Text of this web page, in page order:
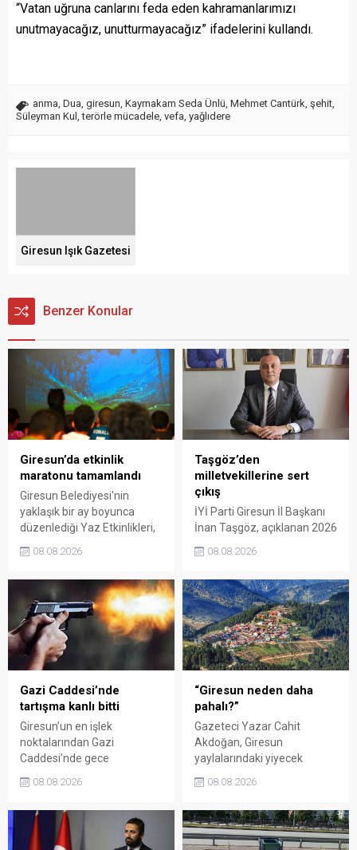
“Vatan uğruna canlarını feda eden kahramanlarımızı
unutmayacağız, unutturmayacağız” ifadelerini kullandı.
anma, Dua, giresun, Kaymakam Seda Ünlü, Mehmet Cantürk, şehit,
Süleyman Kul ,terörle mücadele, vefa, yağlıdere
Giresun Işık Gazetesi
Benzer Konular
Giresun’da etkinlik
maratonu tamamlandı
Giresun Belediyesi'nin
yaklaşık bir ay boyunca
düzenlediği Yaz Etkinlikleri,
sanat ve eğlenceyle
organizasyonun ardından
Kadın El Emeği Pazarı'nın
süresi de 16 Ağustos'a
kadar uzatıldı.
08.08.2026
Taşgöz’den
milletvekillerine sert
çıkış
İYİ Parti Giresun İl Başkanı
İnan Taşgöz, açıklanan 2026
üzerinden iktidar
eleştirdi. Taşgöz, üreticinin
emeğinin karşılığını
alamadığını savunarak,
Giresun milletvekillerini
sessiz kalmakla suçladı.
08.08.2026
Gazi Caddesi’nde
tartışma kanlı bitti
Giresun’un en işlek
noktalarından Gazi
Caddesi’nde gece
kavgada A.E. ayağından
bölgede kısa süreli panik
yaşanırken polis geniş çaplı
08.08.2026
“Giresun neden daha
pahalı?”
Gazeteci Yazar Cahit
Akdoğan, Giresun
yaylalarındaki yiyecek
belirgin biçimde yüksek
Valiliği, Tarım ve Orman İl
Müdürlüğü ile ilgili kurumları
08.08.2026